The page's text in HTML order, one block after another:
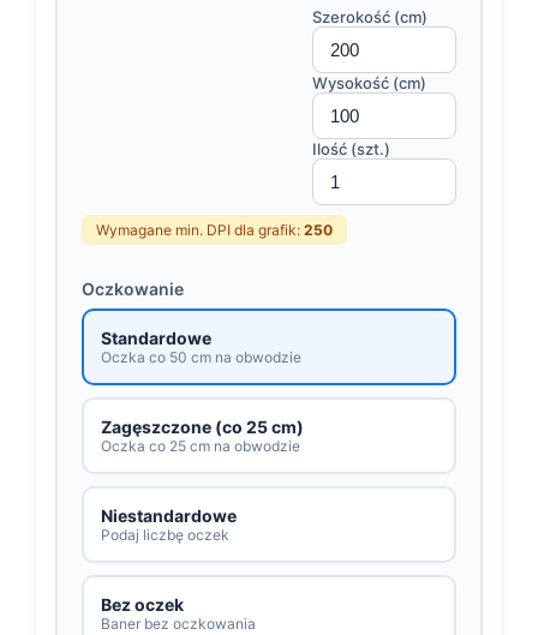
Szerokość (cm)
Wysokość (cm)
Ilość (szt.)
Wymagane min. DPI dla grafik: 250
Oczkowanie
Standardowe
Oczka co 50 cm na obwodzie
Zagęszczone (co 25 cm)
Oczka co 25 cm na obwodzie
Niestandardowe
Podaj liczbę oczek
Bez oczek
Baner bez oczkowania